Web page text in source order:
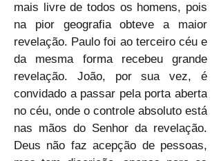
mais livre de todos os homens, pois
na pior geografia obteve a maior
revelação. Paulo foi ao terceiro céu e
da mesma forma recebeu grande
revelação. João, por sua vez, é
convidado a passar pela porta aberta
no céu, onde o controle absoluto está
nas mãos do Senhor da revelação.
Deus não faz acepção de pessoas,